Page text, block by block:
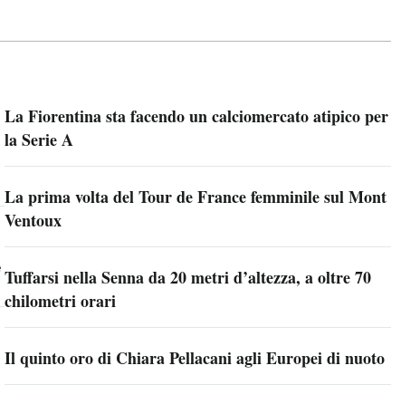
La Fiorentina sta facendo un calciomercato atipico per
la Serie A
La prima volta del Tour de France femminile sul Mont
Ventoux
Tuffarsi nella Senna da 20 metri d’altezza, a oltre 70
chilometri orari
Il quinto oro di Chiara Pellacani agli Europei di nuoto